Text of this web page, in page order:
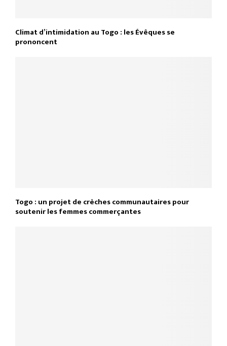
Climat d’intimidation au Togo : les Évêques se
prononcent
Togo : un projet de crèches communautaires pour
soutenir les femmes commerçantes